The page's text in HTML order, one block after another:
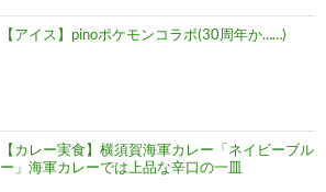
【アイス】pinoポケモンコラボ(30周年か……)
【カレー実食】横須賀海軍カレー「ネイビーブル
ー」海軍カレーでは上品な辛口の一皿